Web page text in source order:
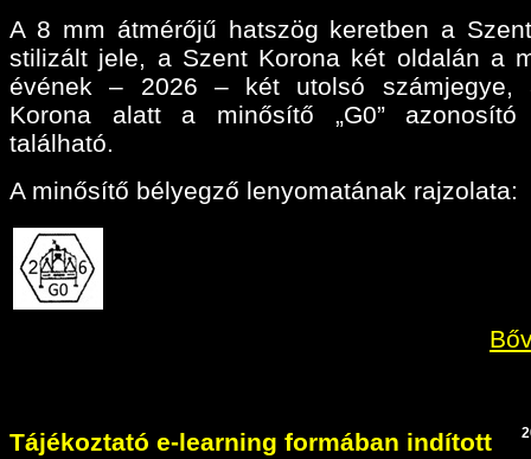
A 8 mm átmérőjű hatszög keretben a
stilizált jele, a Szent Korona két oldalán a
évének – 2026 – két utolsó számjegye,
Korona alatt a minősítő „G0” azonosító
található.
A minősítő bélyegző lenyomatának rajzolata:
Tájékoztató e-learning formában indított